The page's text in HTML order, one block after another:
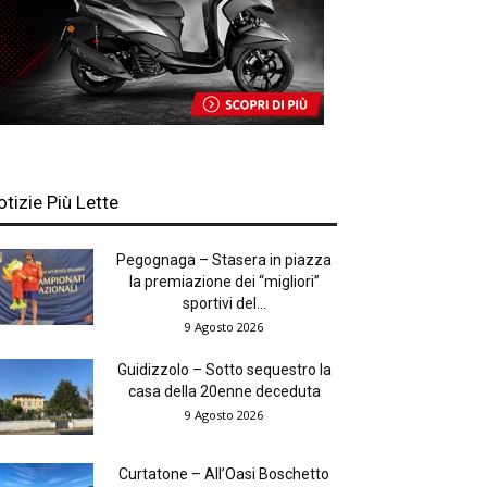
Più Lette
Pegognaga – Stasera in piazza
la premiazione dei “migliori”
sportivi del...
9 Agosto 2026
Guidizzolo – Sotto sequestro la
casa della 20enne deceduta
9 Agosto 2026
Curtatone – All’Oasi Boschetto